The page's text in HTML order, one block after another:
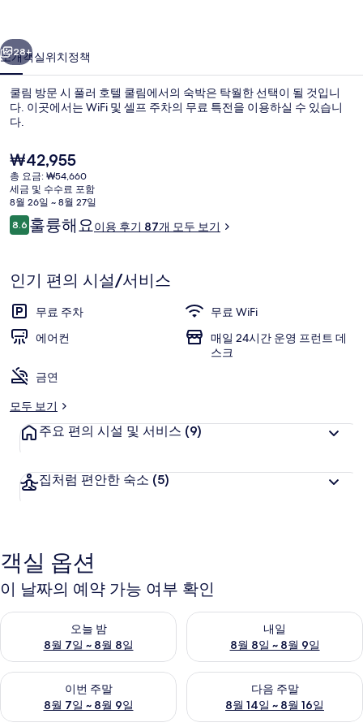
사
진
갤
러
리
내부
다음
28+
소개객실위치정책
쿨림 방문 시 풀러 호텔 쿨림에서의 숙박은 탁월한 선택이 될 것입니
다. 이곳에서는 WiFi 및 셀프 주차의 무료 특전을 이용하실 수 있습니
다.
현
재
가
격
은
₩42,955
₩42,955
총 요금: ₩54,660
세금 및 수수료 포함
8월 26일 ~ 8월 27일
이
용
기
8.610점 만점 중 8.6점.
훌륭해요이용 후기 87개 모두 보기
인기 편의 시설/서비스
무료 주차
무료 WiFi
에어컨
매일 24시간 운영 프런트 데
스크
금연
모두 보기
주요 편의 시설 및 서비스 (9)
집처럼 편안한 숙소 (5)
객실 옵션
이 날짜의 예약 가능 여부 확인
오늘 밤
8월 7일 ~ 8월 8일
오늘 밤 예약 가능 여부 확인, 8월 7일 ~ 8월 8일
내일
8월 8일 ~ 8월 9일
내일 예약 가능 여부 확인, 8월
이번 주말
8월 7일 ~ 8월 9일
이번 주말 예약 가능 여부 확인, 8월 7일 ~ 8월 9일
다음 주말
8월 14일 ~ 8월 16일
다음 주말 예약 가능 여부 확인,